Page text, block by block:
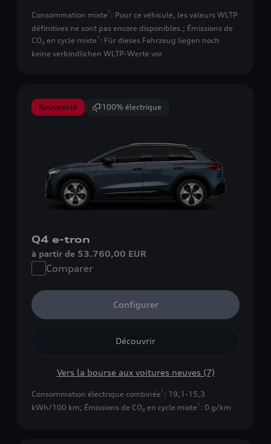
Consommation mixte 1 : Pour ce véhicule, les valeurs WLTP
définitives ne sont pas encore disponibles. ; Émissions de
CO₂ en cycle mixte 1 : Für dieses Fahrzeug liegen noch
keine verbindlichen WLTP-Werte vor.
Nouveauté 100% électrique
Q4 e-tron
à partir de 53.760,00 EUR
Comparer
Configurer
Découvrir
Vers la bourse aux voitures neuves (7)
Consommation électrique combinée 1 : 19,1-15,3
kWh/100 km; Émissions de CO₂ en cycle mixte 1 : 0 g/km